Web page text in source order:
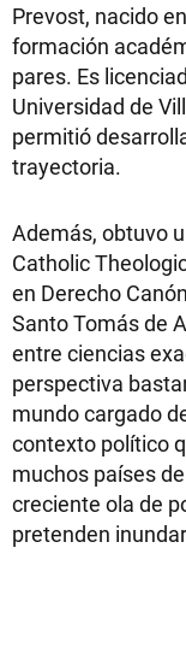
Prevost, nacido
formación
pares. Es
Universidad de
permitió
trayectoria.
Además, obtuvo
Catholic
en Derecho
Santo Tomás de
entre ciencias
perspectiva
mundo cargado
contexto político
muchos países
creciente ola de
pretenden